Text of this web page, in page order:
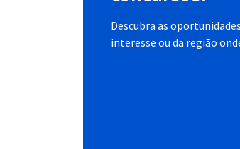
Descubra as
interesse ou da região